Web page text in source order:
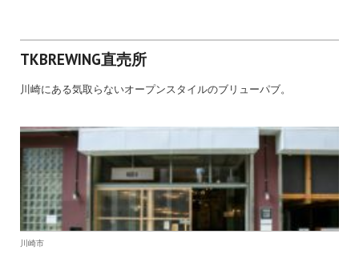
TKBREWING直売所
川崎にある気取らないオープンスタイルのブリューパブ。
川崎市